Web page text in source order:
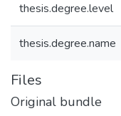
thesis.degree.level
thesis.degree.name
Files
Original bundle